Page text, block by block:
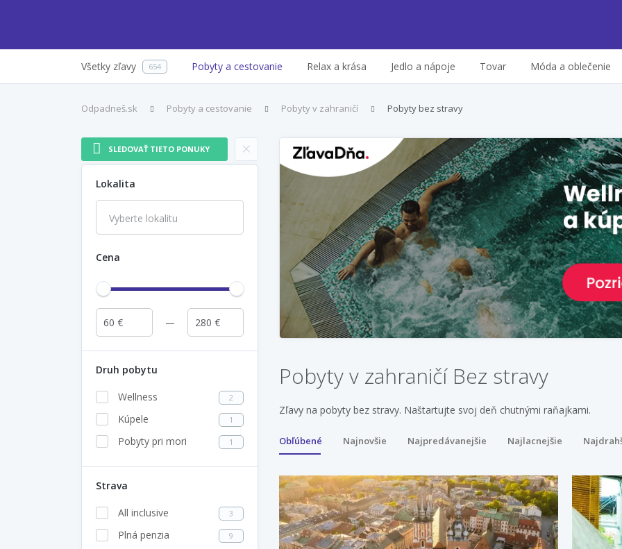
Všetky zľavy 654 Pobyty a cestovanie Relax a krása Jedlo a nápoje Tovar Móda a oblečenie
Odpadneš.sk Pobyty a cestovanie Pobyty v zahraničí Pobyty bez stravy
SLEDOVAŤ TIETO PONUKY ×
Lokalita
Cena
Druh pobytu
Wellness 2
Kúpele 1
Pobyty pri mori 1
Strava
All inclusive 3
Plná penzia 9
Pobyty v zahraničí Bez stravy
Zľavy na pobyty bez stravy. Naštartujte svoj deň chutnými raňajkami.
Obľúbené Najnovšie Najpredávanejšie Najlacnejšie